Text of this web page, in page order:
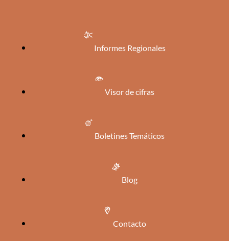
Informes Regionales
Visor de cifras
Boletines Temáticos
Blog
Contacto